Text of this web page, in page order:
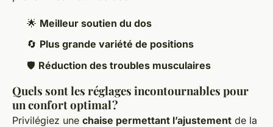
🌟 Meilleur soutien du dos
🔄 Plus grande variété de positions
🛡 Réduction des troubles musculaires
Quels sont les réglages incontournables pour
un confort optimal ?
Privilégiez une chaise permettant l’ajustement de la